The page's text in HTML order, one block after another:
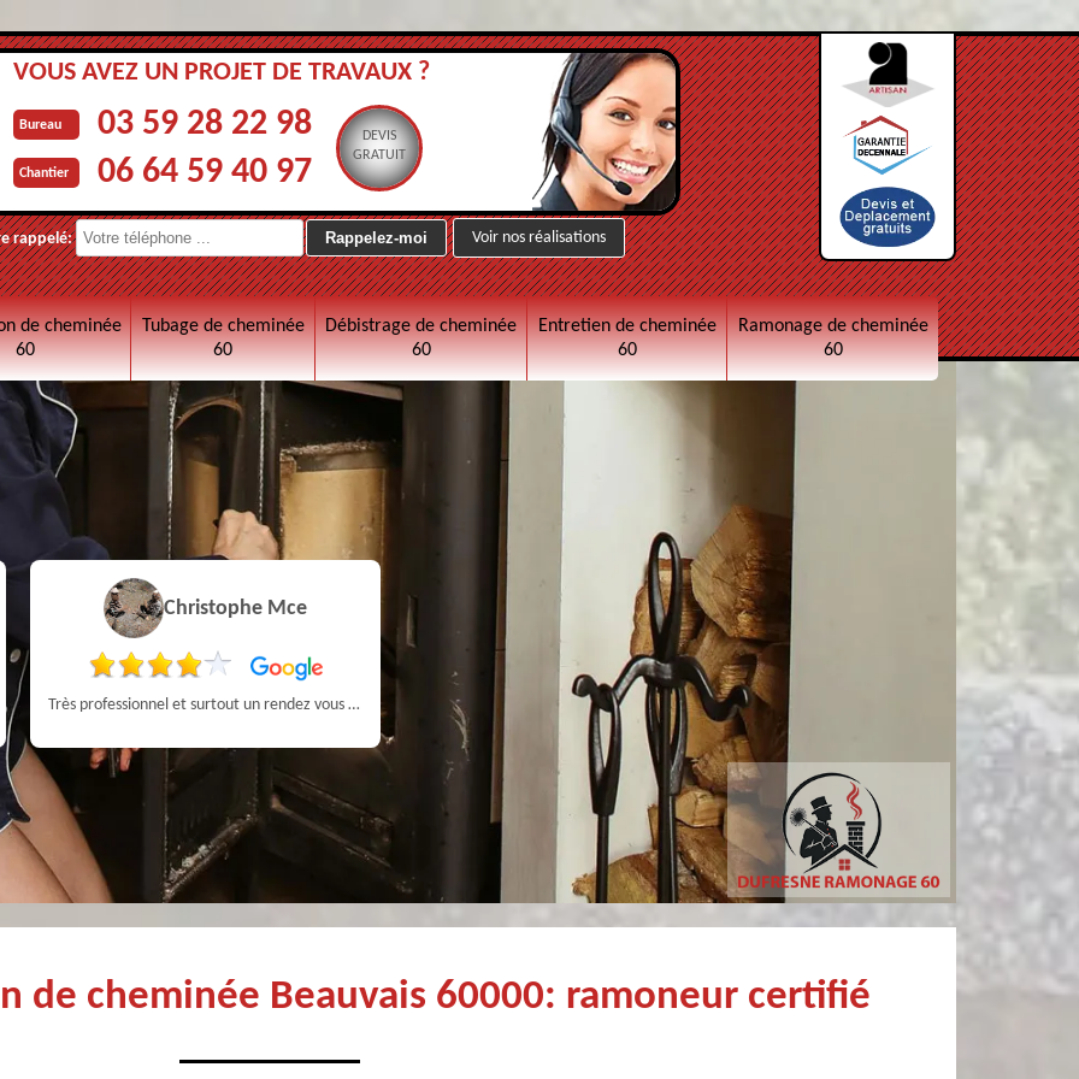
VOUS AVEZ UN PROJET DE TRAVAUX ?
Bureau 03 59 28 22 98
Chantier 06 64 59 40 97
DEVIS
GRATUIT
rappelé: Voir nos réalisations
de cheminée
60
Tubage de cheminée
60
Débistrage de cheminée
60
Entretien de cheminée
60
Ramonage de cheminée
60
Christophe Mce
Très professionnel et surtout un rendez vous rapide pour un ramonage efficace
philippe poivet
Très professionnel et fort sympathique
Patricia
de cheminée Beauvais 60000: ramoneur certifié